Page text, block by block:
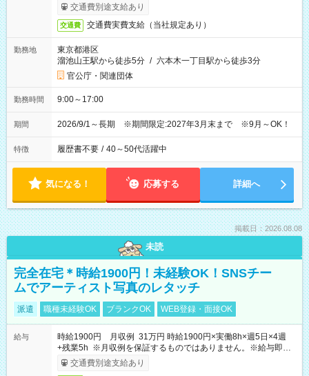
交通費別途支給あり
交通費 交通費実費支給（当社規定あり）
勤務地
東京都港区
溜池山王駅から徒歩5分 / 六本木一丁目駅から徒歩3分
官公庁・関連団体
勤務時間 9:00～17:00
期間 2026/9/1～長期 ※期間限定:2027年3月末まで ※9月～OK！
特徴 履歴書不要 / 40～50代活躍中
気になる！ 応募する 詳細へ
掲載日：2026.08.08
未読
完全在宅＊時給1900円！未経験OK！SNSチー
ムでアーティスト写真のレタッチ
派遣 職種未経験OK ブランクOK WEB登録・面接OK
給与
時給1900円 月収例 31万円 時給1900円×実働8h×週5日×4週
+残業5h ※月収例を保証するものではありません。※給与即受
取りサービス利用可（利用条件有）
交通費別途支給あり